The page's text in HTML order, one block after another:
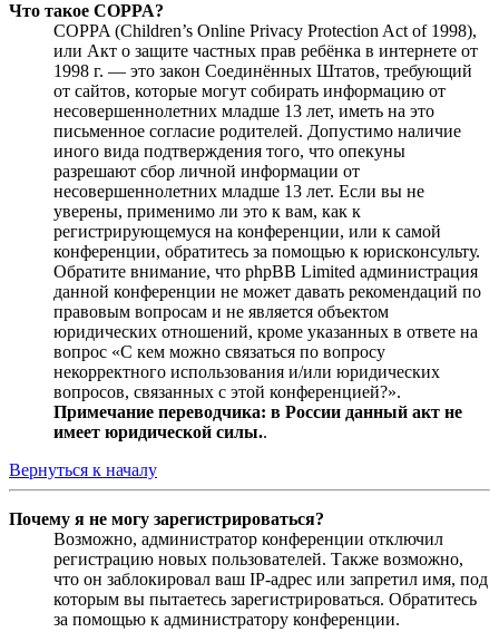
Что такое COPPA?
COPPA (Children’s Online Privacy Protection Act of 1998),
или Акт о защите частных прав ребёнка в интернете от
1998 г. — это закон Соединённых Штатов, требующий
от сайтов, которые могут собирать информацию от
несовершеннолетних младше 13 лет, иметь на это
письменное согласие родителей. Допустимо наличие
иного вида подтверждения того, что опекуны
разрешают сбор личной информации от
несовершеннолетних младше 13 лет. Если вы не
уверены, применимо ли это к вам, как к
регистрирующемуся на конференции, или к самой
конференции, обратитесь за помощью к юрисконсульту.
Обратите внимание, что phpBB Limited администрация
данной конференции не может давать рекомендаций по
правовым вопросам и не является объектом
юридических отношений, кроме указанных в ответе на
вопрос «С кем можно связаться по вопросу
некорректного использования и/или юридических
вопросов, связанных с этой конференцией?».
Примечание переводчика: в России данный акт не
имеет юридической силы..
Вернуться к началу
Почему я не могу зарегистрироваться?
Возможно, администратор конференции отключил
регистрацию новых пользователей. Также возможно,
что он заблокировал ваш IP-адрес или запретил имя, под
которым вы пытаетесь зарегистрироваться. Обратитесь
за помощью к администратору конференции.